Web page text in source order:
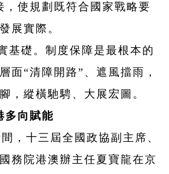
，使規劃既符合國家戰略要
展實際。
基礎。制度保障是最根本的
面“清障開路”、遮風擋雨，
，縱橫馳騁、大展宏圖。
多向賦能
，十三屆全國政協副主席、
務院港澳辦主任夏寶龍在京